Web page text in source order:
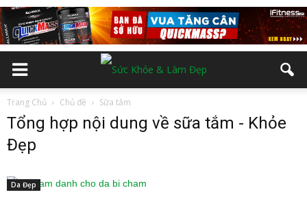
Trang Chủ Chủ đề Sữa tắm
Tổng hợp nội dung về sữa tắm - Khỏe
Đẹp
Da Đẹp